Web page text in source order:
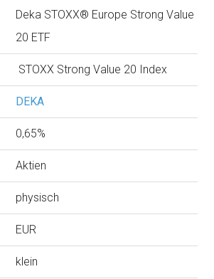
Deka STOXX® Europe Strong Value
20 ETF
STOXX Strong Value 20 Index
DEKA
0,65%
Aktien
physisch
EUR
klein